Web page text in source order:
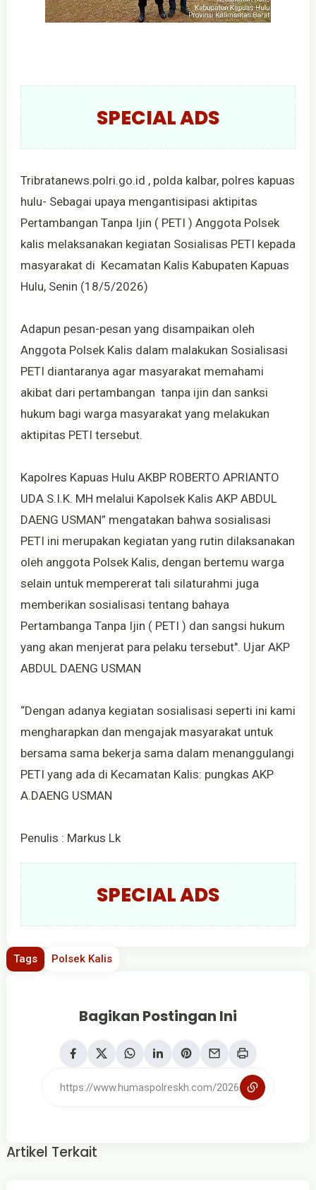
SPECIAL ADS
Tribratanews.polri.go.id , polda kalbar, polres kapuas
hulu- Sebagai upaya mengantisipasi aktipitas
Pertambangan Tanpa Ijin ( PETI ) Anggota Polsek
kalis melaksanakan kegiatan Sosialisas PETI kepada
masyarakat di Kecamatan Kalis Kabupaten Kapuas
Hulu, Senin (18/5/2026)
Adapun pesan-pesan yang disampaikan oleh
Anggota Polsek Kalis dalam malakukan Sosialisasi
PETI diantaranya agar masyarakat memahami
akibat dari pertambangan tanpa ijin dan sanksi
hukum bagi warga masyarakat yang melakukan
aktipitas PETI tersebut.
Kapolres Kapuas Hulu AKBP ROBERTO APRIANTO
UDA S.I.K. MH melalui Kapolsek Kalis AKP ABDUL
DAENG USMAN” mengatakan bahwa sosialisasi
PETI ini merupakan kegiatan yang rutin dilaksanakan
oleh anggota Polsek Kalis, dengan bertemu warga
selain untuk mempererat tali silaturahmi juga
memberikan sosialisasi tentang bahaya
Pertambanga Tanpa Ijin ( PETI ) dan sangsi hukum
yang akan menjerat para pelaku tersebut". Ujar AKP
ABDUL DAENG USMAN
“Dengan adanya kegiatan sosialisasi seperti ini kami
mengharapkan dan mengajak masyarakat untuk
bersama sama bekerja sama dalam menanggulangi
PETI yang ada di Kecamatan Kalis: pungkas AKP
A.DAENG USMAN
Penulis : Markus Lk
SPECIAL ADS
Tags Polsek Kalis
Bagikan Postingan Ini
Artikel Terkait